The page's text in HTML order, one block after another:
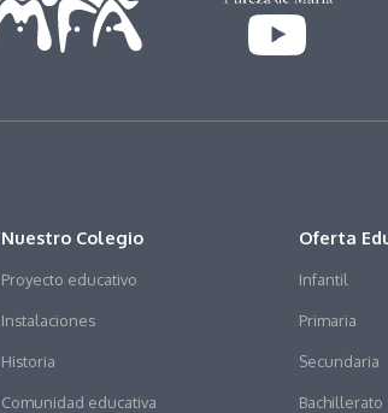
Nuestro Colegio
Proyecto educativo
Instalaciones
Historia
Comunidad educativa
Oferta
Infantil
Primaria
Secundaria
Bachillerato